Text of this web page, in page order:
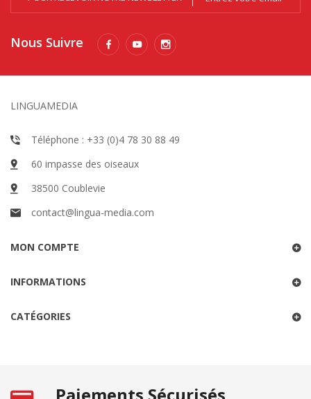
Nous Suivre
LINGUAMEDIA
Téléphone : +33 (0)4 78 30 88 49
60 impasse des oiseaux
38500 Coublevie
contact@lingua-media.com
MON COMPTE
INFORMATIONS
CATÉGORIES